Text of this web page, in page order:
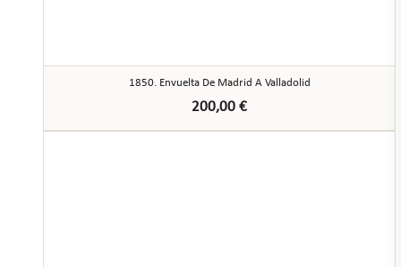
1850. Envuelta De Madrid A Valladolid
200,00 €